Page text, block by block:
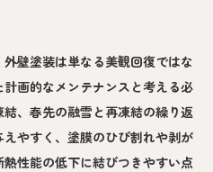
壁塗装は単なる美観回復ではな
画的なメンテナンスと考える必
、春先の融雪と再凍結の繰り返
やすく、塗膜のひび割れや剥が
性能の低下に結びつきやすい点